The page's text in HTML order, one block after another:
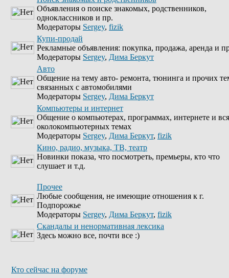
Объявления о поиске знакомых, родственников,
одноклассников и пр.
Модераторы Sergey, fizik
Купи-продай
Рекламные объявления: покупка, продажа, аренда и
Модераторы Sergey, Дима Беркут
Авто
Общение на тему авто- ремонта, тюнинга и прочих
связанных с автомобилями
Модераторы Sergey, Дима Беркут
Компьютеры и интернет
Общение о компьютерах, программах, интернете и
околокомпьютерных темах
Модераторы Sergey, Дима Беркут, fizik
Кино, радио, музыка, ТВ, театр
Новинки показа, что посмотреть, премьеры, кто что
слушает и т.д.
Прочее
Любые сообщения, не имеющие отношения к г.
Подпорожье
Модераторы Sergey, Дима Беркут, fizik
Скандалы и ненормативная лексика
Здесь можно все, почти все :)
Кто сейчас на форуме